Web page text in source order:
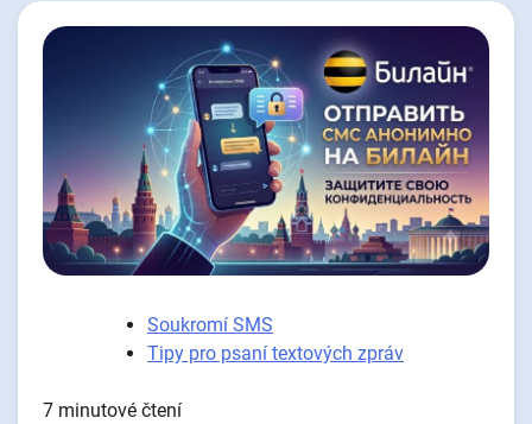
Soukromí SMS
Tipy pro psaní textových zpráv
7 minutové čtení